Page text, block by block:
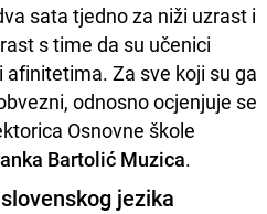
sata tjedno za niži uzrast i
s time da su učenici
Za sve koji su ga
odnosno ocjenjuje se
Osnovne škole
Bartolić Muzica.
jezika